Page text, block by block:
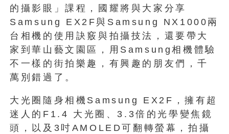
的攝影眼」課程，國耀將與大家分享
Samsung EX2F與Samsung NX1000兩
台相機的使用訣竅與拍攝技法，還要帶大
家到華山藝文園區，用Samsung相機體驗
不一樣的街拍樂趣，有興趣的朋友們，千
萬別錯過了。
大光圈隨身相機Samsung EX2F，擁有超
迷人的F1.4 大光圈、3.3倍的光學變焦鏡
頭，以及3吋AMOLED可翻轉螢幕，拍攝